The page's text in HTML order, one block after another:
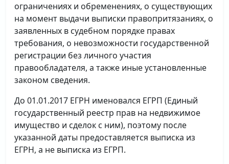
ограничениях и обременениях, о существующих
на момент выдачи выписки правопритязаниях, о
заявленных в судебном порядке правах
требования, о невозможности государственной
регистрации без личного участия
правообладателя, а также иные установленные
законом сведения.
До 01.01.2017 ЕГРН именовался ЕГРП (Единый
государственный реестр прав на недвижимое
имущество и сделок с ним), поэтому после
указанной даты предоставляется выписка из
ЕГРН, а не выписка из ЕГРП.